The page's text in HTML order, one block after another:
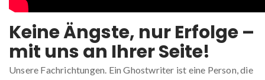
Keine Ängste, nur Erfolge –
mit uns an Ihrer Seite!
Unsere Fachrichtungen. Ein Ghostwriter ist eine Person, die